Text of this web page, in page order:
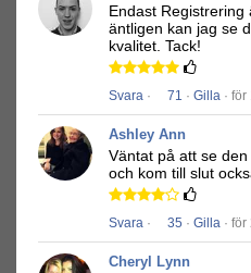
Endast Registrering
äntligen kan jag se
kvalitet. Tack!
Svara · 71 · Gilla ·
Ashley Ann
Väntat på att se
och kom till slut
Svara · 35 · Gilla ·
Cheryl Lynn